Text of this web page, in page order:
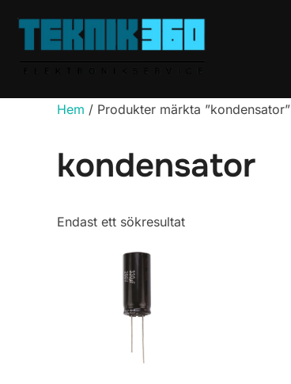
innehåll
Hem / Produkter märkta ”kondensator”
kondensator
Endast ett sökresultat